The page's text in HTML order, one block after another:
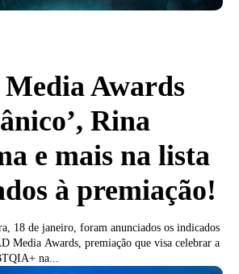
Awards
Rina
e mais na lista
à premiação!
18 de janeiro, foram anunciados os indicados
Media Awards, premiação que visa celebrar a
na...